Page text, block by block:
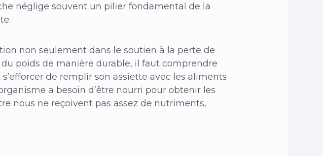
néglige souvent un pilier fondamental de la
non seulement dans le soutien à la perte de
poids de manière durable, il faut comprendre
de remplir son assiette avec les aliments
a besoin d’être nourri pour obtenir les
nous ne reçoivent pas assez de nutriments,